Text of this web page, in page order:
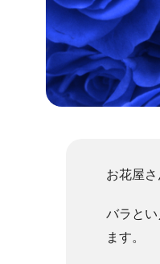
お花屋
バラと
ます。